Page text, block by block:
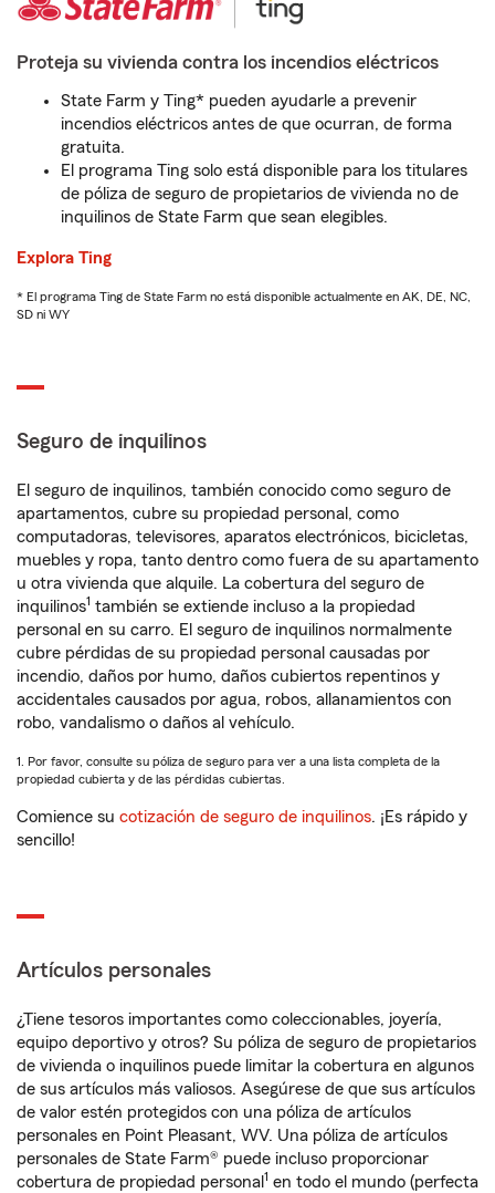
Proteja su vivienda contra los incendios eléctricos
State Farm y Ting* pueden ayudarle a prevenir
incendios eléctricos antes de que ocurran, de forma
gratuita.
El programa Ting solo está disponible para los titulares
de póliza de seguro de propietarios de vivienda no de
inquilinos de State Farm que sean elegibles.
Explora Ting
* El programa Ting de State Farm no está disponible actualmente en AK, DE, NC,
SD ni WY
Seguro de inquilinos
El seguro de inquilinos, también conocido como seguro de
apartamentos, cubre su propiedad personal, como
computadoras, televisores, aparatos electrónicos, bicicletas,
muebles y ropa, tanto dentro como fuera de su apartamento
u otra vivienda que alquile. La cobertura del seguro de
inquilinos1 también se extiende incluso a la propiedad
personal en su carro. El seguro de inquilinos normalmente
cubre pérdidas de su propiedad personal causadas por
incendio, daños por humo, daños cubiertos repentinos y
accidentales causados por agua, robos, allanamientos con
robo, vandalismo o daños al vehículo.
1. Por favor, consulte su póliza de seguro para ver a una lista completa de la
propiedad cubierta y de las pérdidas cubiertas.
Comience su cotización de seguro de inquilinos. ¡Es rápido y
sencillo!
Artículos personales
¿Tiene tesoros importantes como coleccionables, joyería,
equipo deportivo y otros? Su póliza de seguro de propietarios
de vivienda o inquilinos puede limitar la cobertura en algunos
de sus artículos más valiosos. Asegúrese de que sus artículos
de valor estén protegidos con una póliza de artículos
personales en Point Pleasant, WV. Una póliza de artículos
personales de State Farm® puede incluso proporcionar
cobertura de propiedad personal 1 en todo el mundo (perfecta